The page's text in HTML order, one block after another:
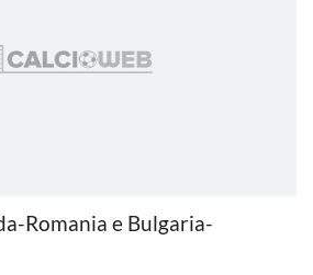
Romania e Bulgaria-